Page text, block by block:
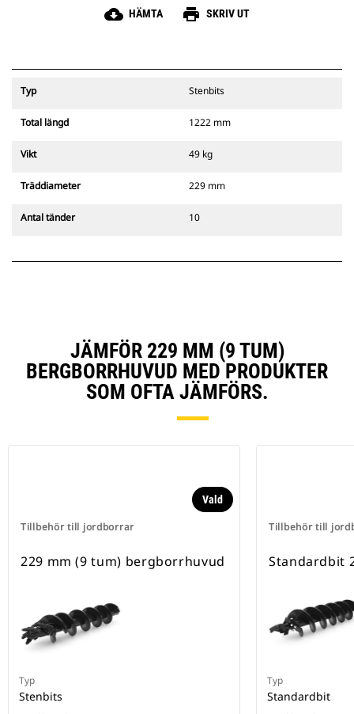
cloud_download HÄMTA print SKRIV UT
Typ Stenbits
Total längd 1222 mm
Vikt 49 kg
Träddiameter 229 mm
Antal tänder 10
JÄMFÖR 229 MM (9 TUM)
BERGBORRHUVUD MED PRODUKTER
SOM OFTA JÄMFÖRS.
Tillbehör till jordborrar
Vald
229 mm (9 tum) bergborrhuvud
Typ
Stenbits
Tillbehör till
Standardbit
Typ
Standardbit